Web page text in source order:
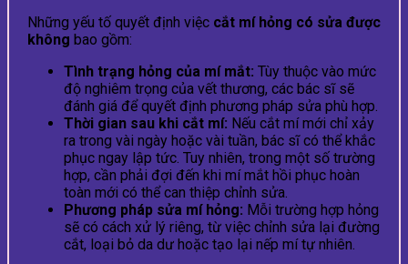
Những yếu tố quyết định việc cắt mí hỏng có sửa được
không bao gồm:
Tình trạng hỏng của mí mắt: Tùy thuộc vào mức
độ nghiêm trọng của vết thương, các bác sĩ sẽ
đánh giá để quyết định phương pháp sửa phù hợp.
Thời gian sau khi cắt mí: Nếu cắt mí mới chỉ xảy
ra trong vài ngày hoặc vài tuần, bác sĩ có thể khắc
phục ngay lập tức. Tuy nhiên, trong một số trường
hợp, cần phải đợi đến khi mí mắt hồi phục hoàn
toàn mới có thể can thiệp chỉnh sửa.
Phương pháp sửa mí hỏng: Mỗi trường hợp hỏng
sẽ có cách xử lý riêng, từ việc chỉnh sửa lại đường
cắt, loại bỏ da dư hoặc tạo lại nếp mí tự nhiên.